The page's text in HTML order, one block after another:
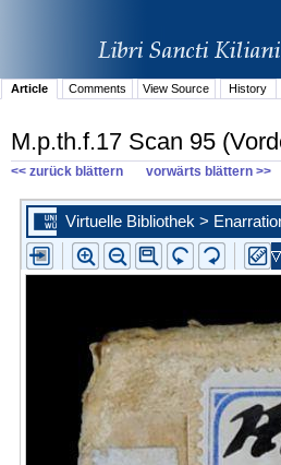
Article Comments View Source History
M.p.th.f.17 Scan 95
<< zurück blättern vorwärts blättern >>